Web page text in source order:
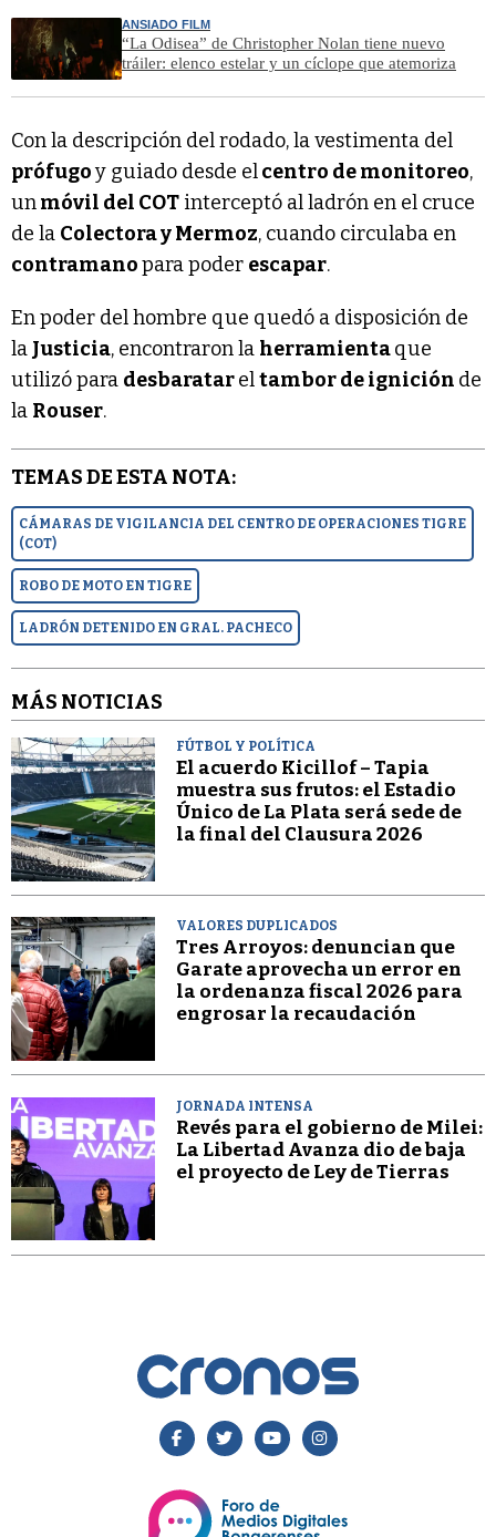
ANSIADO FILM
“La Odisea” de Christopher Nolan tiene nuevo
tráiler: elenco estelar y un cíclope que atemoriza
Con la descripción del rodado, la vestimenta del
prófugoy guiado desde elcentro de monitoreo,
unmóvil del COT interceptó al ladrón en el cruce
de la Colectora y Mermoz, cuando circulaba en
contramanopara poder escapar.
En poder del hombre que quedó a disposición de
la Justicia, encontraron la herramientaque
utilizó para desbaratareltambor de ignición de
la Rouser.
TEMAS DE ESTA NOTA:
CÁMARAS DE VIGILANCIA DEL CENTRO DE OPERACIONES TIGRE
(COT)
ROBO DE MOTO EN TIGRE
LADRÓN DETENIDO EN GRAL. PACHECO
MÁS NOTICIAS
FÚTBOL Y POLÍTICA
El acuerdo Kicillof – Tapia
muestra sus frutos: el Estadio
Único de La Plata será sede de
la final del Clausura 2026
VALORES DUPLICADOS
Tres Arroyos: denuncian que
Garate aprovecha un error en
la ordenanza fiscal 2026 para
engrosar la recaudación
JORNADA INTENSA
Revés para el gobierno de Milei:
La Libertad Avanza dio de baja
el proyecto de Ley de Tierras